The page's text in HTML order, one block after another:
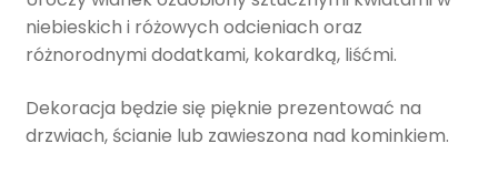
niebieskich i różowych odcieniach oraz
różnorodnymi dodatkami, kokardką, liśćmi.
Dekoracja będzie się pięknie prezentować na
drzwiach, ścianie lub zawieszona nad kominkiem.